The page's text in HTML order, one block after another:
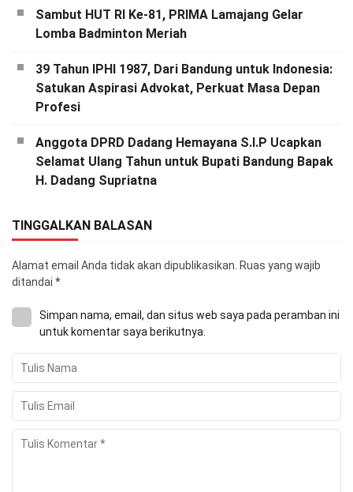
Sambut HUT RI Ke-81, PRIMA Lamajang Gelar
Lomba Badminton Meriah
39 Tahun IPHI 1987, Dari Bandung untuk Indonesia:
Satukan Aspirasi Advokat, Perkuat Masa Depan
Profesi
Anggota DPRD Dadang Hemayana S.I.P Ucapkan
Selamat Ulang Tahun untuk Bupati Bandung Bapak
H. Dadang Supriatna
TINGGALKAN BALASAN
Alamat email Anda tidak akan dipublikasikan. Ruas yang wajib
ditandai *
Simpan nama, email, dan situs web saya pada peramban ini
untuk komentar saya berikutnya.